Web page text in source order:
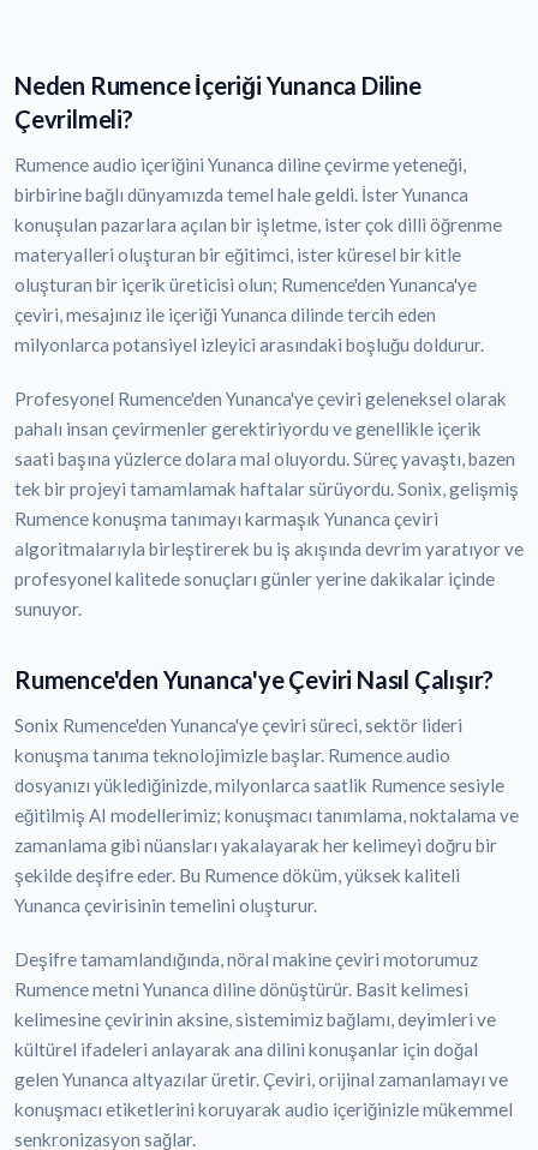
Neden Rumence İçeriği Yunanca Diline
Çevrilmeli?
Rumence audio içeriğini Yunanca diline çevirme yeteneği,
birbirine bağlı dünyamızda temel hale geldi. İster Yunanca
konuşulan pazarlara açılan bir işletme, ister çok dilli öğrenme
materyalleri oluşturan bir eğitimci, ister küresel bir kitle
oluşturan bir içerik üreticisi olun; Rumence'den Yunanca'ye
çeviri, mesajınız ile içeriği Yunanca dilinde tercih eden
milyonlarca potansiyel izleyici arasındaki boşluğu doldurur.
Profesyonel Rumence'den Yunanca'ye çeviri geleneksel olarak
pahalı insan çevirmenler gerektiriyordu ve genellikle içerik
saati başına yüzlerce dolara mal oluyordu. Süreç yavaştı, bazen
tek bir projeyi tamamlamak haftalar sürüyordu. Sonix, gelişmiş
Rumence konuşma tanımayı karmaşık Yunanca çeviri
algoritmalarıyla birleştirerek bu iş akışında devrim yaratıyor ve
profesyonel kalitede sonuçları günler yerine dakikalar içinde
sunuyor.
Rumence'den Yunanca'ye Çeviri Nasıl Çalışır?
Sonix Rumence'den Yunanca'ye çeviri süreci, sektör lideri
konuşma tanıma teknolojimizle başlar. Rumence audio
dosyanızı yüklediğinizde, milyonlarca saatlik Rumence sesiyle
eğitilmiş AI modellerimiz; konuşmacı tanımlama, noktalama ve
zamanlama gibi nüansları yakalayarak her kelimeyi doğru bir
şekilde deşifre eder. Bu Rumence döküm, yüksek kaliteli
Yunanca çevirisinin temelini oluşturur.
Deşifre tamamlandığında, nöral makine çeviri motorumuz
Rumence metni Yunanca diline dönüştürür. Basit kelimesi
kelimesine çevirinin aksine, sistemimiz bağlamı, deyimleri ve
kültürel ifadeleri anlayarak ana dilini konuşanlar için doğal
gelen Yunanca altyazılar üretir. Çeviri, orijinal zamanlamayı ve
konuşmacı etiketlerini koruyarak audio içeriğinizle mükemmel
senkronizasyon sağlar.